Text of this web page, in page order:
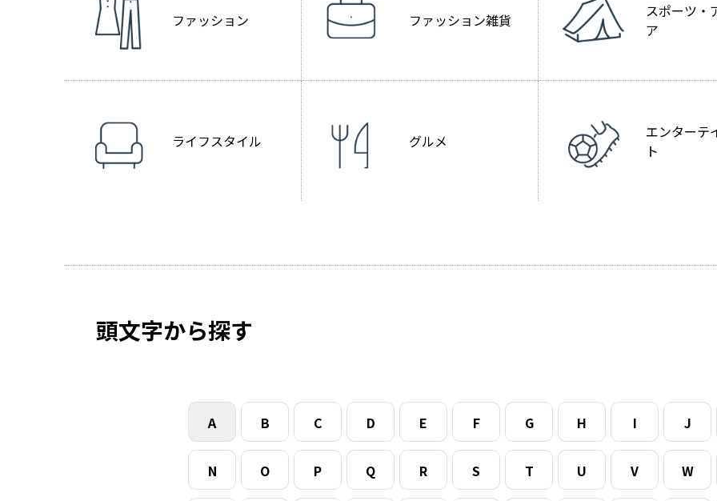
ファッション ファッション雑貨
スポーツ・
ア
ライフスタイル グルメ
エンターテ
ト
頭文字から探す
A B C D E F G H I J
N O P Q R S T U V W